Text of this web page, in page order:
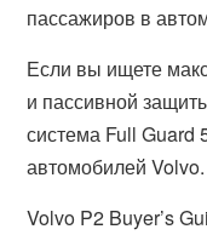
пассажиров в
Если вы ищете
и пассивной
система Full Guard
автомобилей Volvo.
Volvo P2 Buyer’s